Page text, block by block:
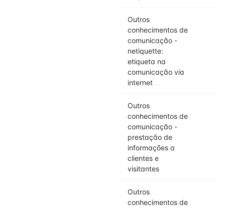
Outros
conhecimentos de
comunicação -
netiquette:
etiqueta na
comunicação via
internet
Outros
conhecimentos de
comunicação -
prestação de
informações a
clientes e
visitantes
Outros
conhecimentos de